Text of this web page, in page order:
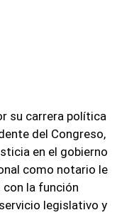
su carrera política
del Congreso,
en el gobierno
como notario le
la función
legislativo y